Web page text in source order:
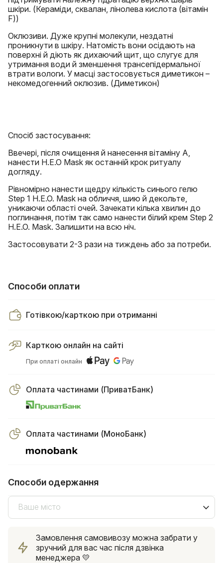
шкіри. (Кераміди, сквалан, лінолева кислота (вітамін
F))
Оклюзиви. Дуже крупні молекули, нездатні
проникнути в шкіру. Натомість вони осідають на
поверхні й діють як дихаючий щит, що слугує для
утримання води й зменшення трансепідермальної
втрати вологи. У масці застосовується диметикон –
некомедогенний оклюзив. (Диметикон)
Спосіб застосування:
Ввечері, після очищення й нанесення вітаміну А,
нанести H.E.O Mask як останній крок ритуалу
догляду.
Рівномірно нанести щедру кількість синього гелю
Step 1 H.E.O. Mask на обличчя, шию й декольте,
уникаючи області очей. Зачекати кілька хвилин до
поглинання, потім так само нанести білий крем Step 2
H.E.O. Mask. Залишити на всю ніч.
Застосовувати 2-3 рази на тиждень або за потреби.
Способи оплати
Готівкою/карткою при отриманні
Карткою онлайн на сайті
При оплаті онлайн
Оплата частинами (ПриватБанк)
Оплата частинами (МоноБанк)
Способи одержання
Ваше місто
Замовлення самовивозу можна забрати у
зручний для вас час після дзвінка
менеджера 💛